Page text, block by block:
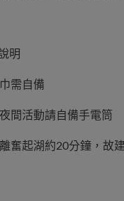
明
需自備
間活動請自備手電筒
奮起湖約20分鐘，故